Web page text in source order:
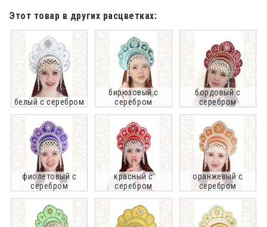
Этот товар в других расцветках:
белый с серебром
бирюзовый с
серебром
бордовый с
серебром
фиолетовый с
серебром
красный с
серебром
оранжевый с
серебром